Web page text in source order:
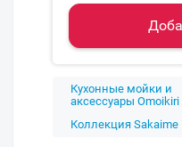
Кухонные мойки и
аксессуары Omoikiri
Коллекция Sakaime